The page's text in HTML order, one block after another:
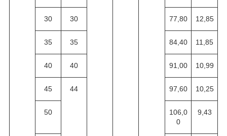
30 30 77,80 12,85
35 35 84,40 11,85
40 40 91,00 10,99
45 44 97,60 10,25
50
106,0
0
9,43